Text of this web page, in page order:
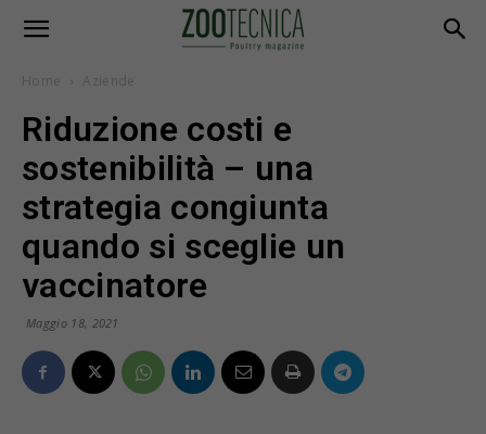
Home Aziende
Riduzione costi e
sostenibilità – una
strategia congiunta
quando si sceglie un
vaccinatore
Maggio 18, 2021